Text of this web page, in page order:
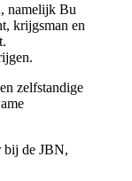
namelijk Bu
krijgsman en
zelfstandige
bij de JBN,